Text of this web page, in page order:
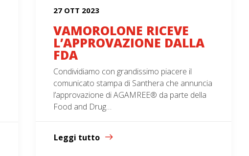
27 OTT 2023
VAMOROLONE RICEVE
L’APPROVAZIONE DALLA
FDA
Condividiamo con grandissimo piacere il
comunicato stampa di Santhera che annuncia
l’approvazione di AGAMREE® da parte della
Food and Drug…
Leggi tutto